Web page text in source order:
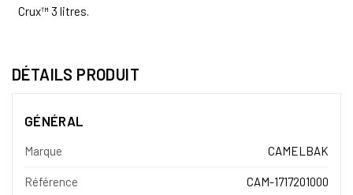
Crux™ 3 litres.
DÉTAILS PRODUIT
GÉNÉRAL
Marque CAMELBAK
Référence CAM-1717201000